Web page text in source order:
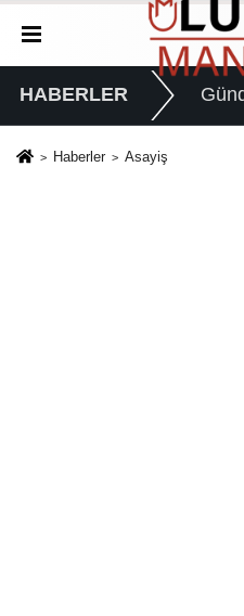
HABERLER
Haberler Asayiş